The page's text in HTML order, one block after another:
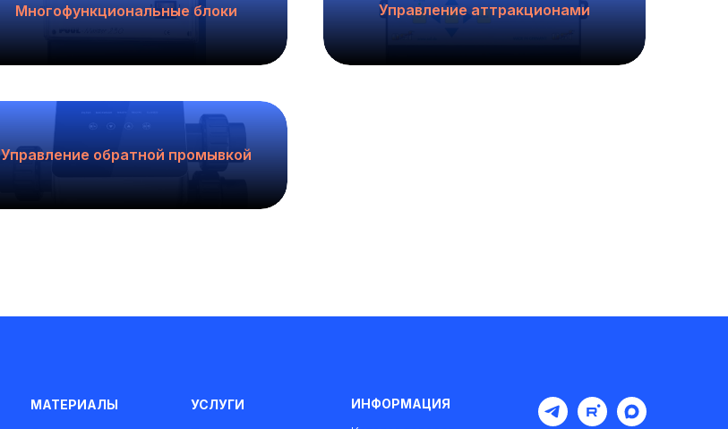
Многофункциональные блоки Управление аттракционами
Управление обратной промывкой
МАТЕРИАЛЫ
УСЛУГИ
ИНФОРМАЦИЯ